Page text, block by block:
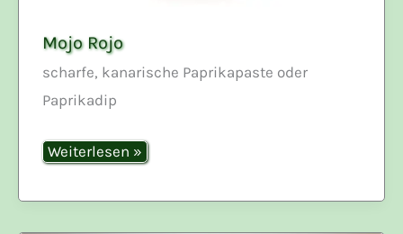
Mojo Rojo
scharfe, kanarische Paprikapaste oder
Paprikadip
Mojo
Rojo
Weiterlesen »